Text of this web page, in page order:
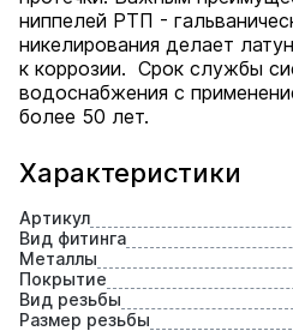
Характеристики
Артикул
Вид фитинга
Металлы
Покрытие
Вид резьбы
Размер резьбы
ниппелей РТП -
никелирования делает
к коррозии. Срок службы
водоснабжения с
более 50 лет.